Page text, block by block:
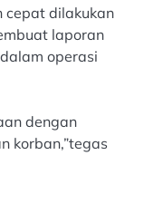
cepat dilakukan
laporan
operasi
dengan
korban,”tegas